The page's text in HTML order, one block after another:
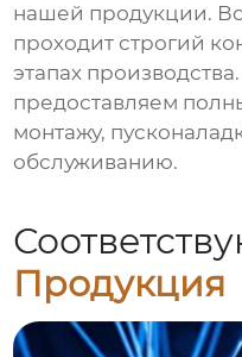
нашей продукции.
проходит строгий
этапах
предоставляем
монтажу,
обслуживанию.
Продукция